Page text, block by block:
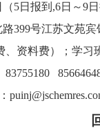
日报到,6日～9日
号江苏文苑宾
料费）；学习